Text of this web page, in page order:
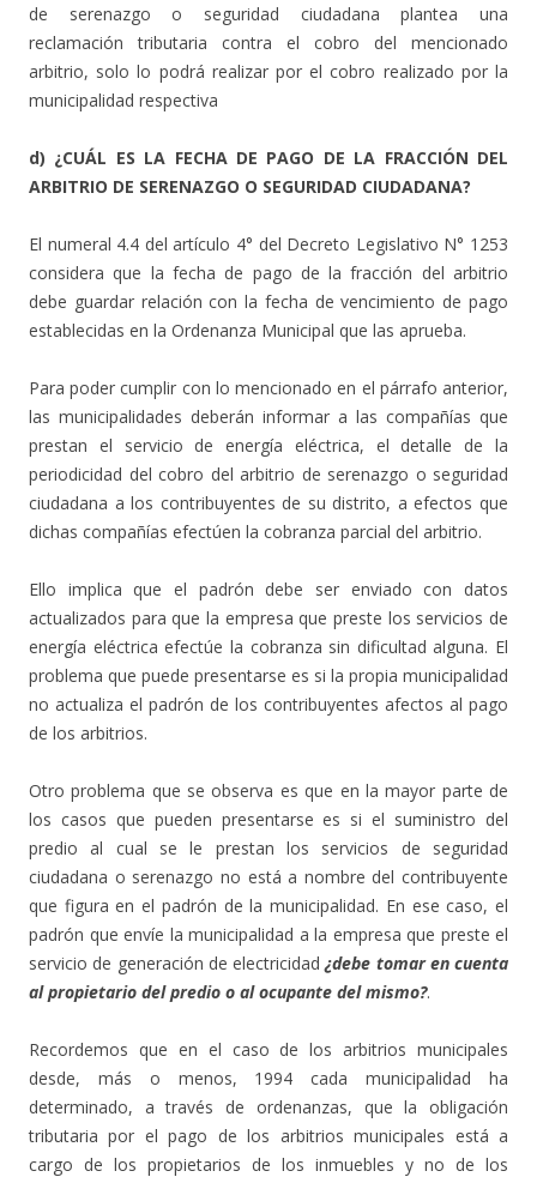
de serenazgo o seguridad ciudadana plantea una
reclamación tributaria contra el cobro del mencionado
arbitrio, solo lo podrá realizar por el cobro realizado por la
municipalidad respectiva
d) ¿CUÁL ES LA FECHA DE PAGO DE LA FRACCIÓN DEL
ARBITRIO DE SERENAZGO O SEGURIDAD CIUDADANA?
El numeral 4.4 del artículo 4° del Decreto Legislativo N° 1253
considera que la fecha de pago de la fracción del arbitrio
debe guardar relación con la fecha de vencimiento de pago
establecidas en la Ordenanza Municipal que las aprueba.
Para poder cumplir con lo mencionado en el párrafo anterior,
las municipalidades deberán informar a las compañías que
prestan el servicio de energía eléctrica, el detalle de la
periodicidad del cobro del arbitrio de serenazgo o seguridad
ciudadana a los contribuyentes de su distrito, a efectos que
dichas compañías efectúen la cobranza parcial del arbitrio.
Ello implica que el padrón debe ser enviado con datos
actualizados para que la empresa que preste los servicios de
energía eléctrica efectúe la cobranza sin dificultad alguna. El
problema que puede presentarse es si la propia municipalidad
no actualiza el padrón de los contribuyentes afectos al pago
de los arbitrios.
Otro problema que se observa es que en la mayor parte de
los casos que pueden presentarse es si el suministro del
predio al cual se le prestan los servicios de seguridad
ciudadana o serenazgo no está a nombre del contribuyente
que figura en el padrón de la municipalidad. En ese caso, el
padrón que envíe la municipalidad a la empresa que preste el
servicio de generación de electricidad¿debe tomar en cuenta
al propietario del predio o al ocupante del mismo?.
Recordemos que en el caso de los arbitrios municipales
desde, más o menos, 1994 cada municipalidad ha
determinado, a través de ordenanzas, que la obligación
tributaria por el pago de los arbitrios municipales está a
cargo de los propietarios de los inmuebles y no de los